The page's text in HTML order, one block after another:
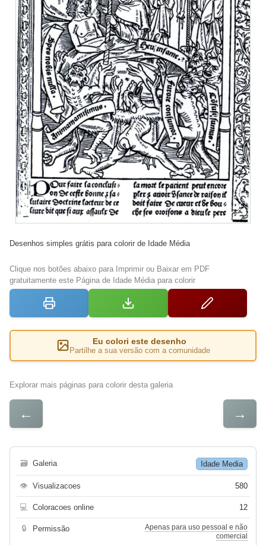
Desenhos simples grátis para colorir de Idade Média
Clique nos botões abaixo para Imprimir ou Baixar em PDF
gratuitamente este Página de Idade Média para colorir
Eu colori este desenho
Partilhe a sua versão com a comunidade
Explorar mais páginas para colorir desta galeria
← →
🗃 Galeria Idade Media
👁 Visualizacoes 580
💻 Coloracoes online 12
🔒 Permissão
Apenas para uso pessoal e não
comercial